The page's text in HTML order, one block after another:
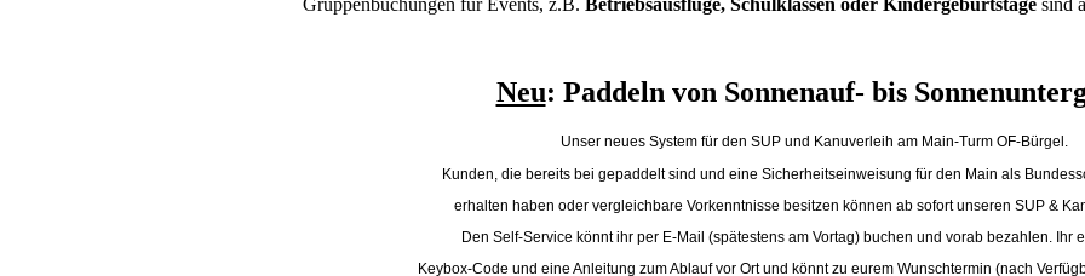
Neu: Paddeln von Sonnenauf- bis
Unser neues System für den SUP und Kanuverleih am Main-Turm OF-Bürgel.
Kunden, die bereits bei gepaddelt sind und eine Sicherheitseinweisung für den Main als
erhalten haben oder vergleichbare Vorkenntnisse besitzen können ab sofort unseren SUP &
Den Self-Service könnt ihr per E-Mail (spätestens am Vortag) buchen und vorab bezahlen. Ihr
Keybox-Code und eine Anleitung zum Ablauf vor Ort und könnt zu eurem Wunschtermin (nach